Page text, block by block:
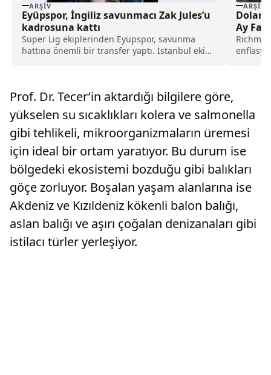
ARŞIV
Eyüpspor, İngiliz savunmacı Zak Jules’u
kadrosuna kattı
Süper Lig ekiplerinden Eyüpspor, savunma
hattına önemli bir transfer yaptı. İstanbul ekibi,
ARŞIV
Dolar
Ay
Prof. Dr. Tecer’in aktardığı bilgilere göre,
yükselen su sıcaklıkları kolera ve salmonella
gibi tehlikeli, mikroorganizmaların üremesi
için ideal bir ortam yaratıyor. Bu durum ise
bölgedeki ekosistemi bozduğu gibi balıkları
göçe zorluyor. Boşalan yaşam alanlarına ise
Akdeniz ve Kızıldeniz kökenli balon balığı,
aslan balığı ve aşırı çoğalan denizanaları gibi
istilacı türler yerleşiyor.